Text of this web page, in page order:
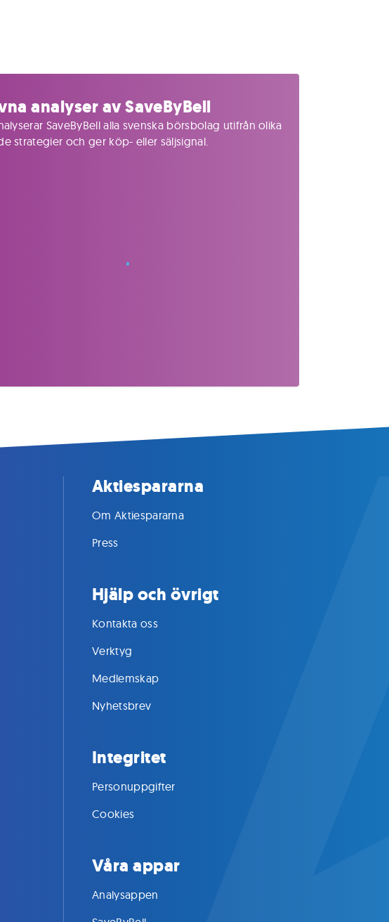
analyser av SaveByBell
SaveByBell alla svenska börsbolag utifrån olika
strategier och ger köp- eller säljsignal.
Aktiespararna
Om Aktiespararna
Press
Hjälp och övrigt
Kontakta oss
Verktyg
Medlemskap
Nyhetsbrev
Integritet
Personuppgifter
Cookies
Våra appar
Analysappen